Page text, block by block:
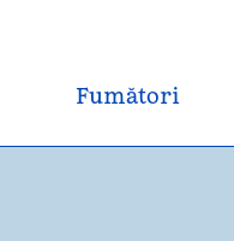
Fumători